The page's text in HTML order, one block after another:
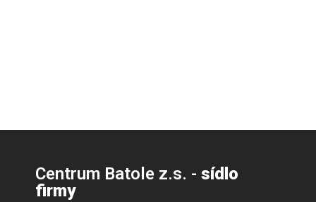
Centrum Batole z.s. - sídlo
firmy